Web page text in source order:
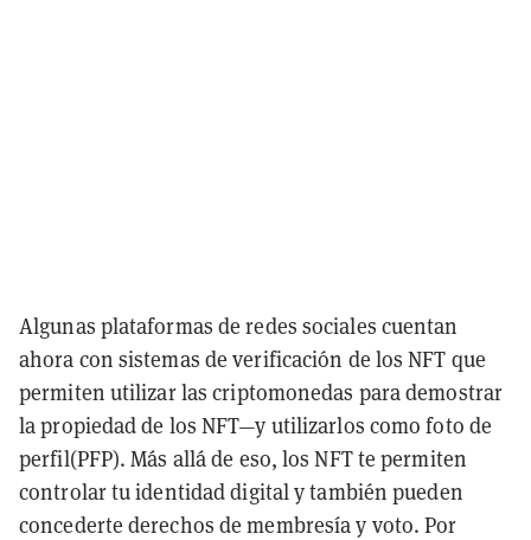
Algunas plataformas de redes sociales cuentan
ahora con sistemas de verificación de los NFT que
permiten utilizar las criptomonedas para demostrar
la propiedad de los NFT—y utilizarlos como foto de
perfil(PFP). Más allá de eso, los NFT te permiten
controlar tu identidad digital y también pueden
concederte derechos de membresía y voto. Por